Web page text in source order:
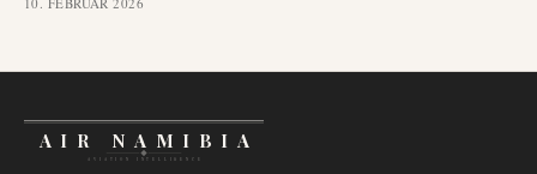
AIR NAMIBIA
AVIATION INTELLIGENCE